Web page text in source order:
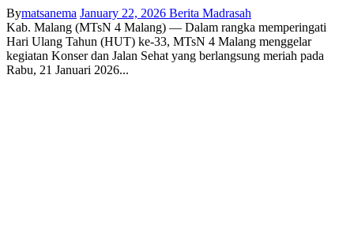
Bymatsanema January 22, 2026 Berita Madrasah
Kab. Malang (MTsN 4 Malang) — Dalam rangka memperingati
Hari Ulang Tahun (HUT) ke-33, MTsN 4 Malang menggelar
kegiatan Konser dan Jalan Sehat yang berlangsung meriah pada
Rabu, 21 Januari 2026...